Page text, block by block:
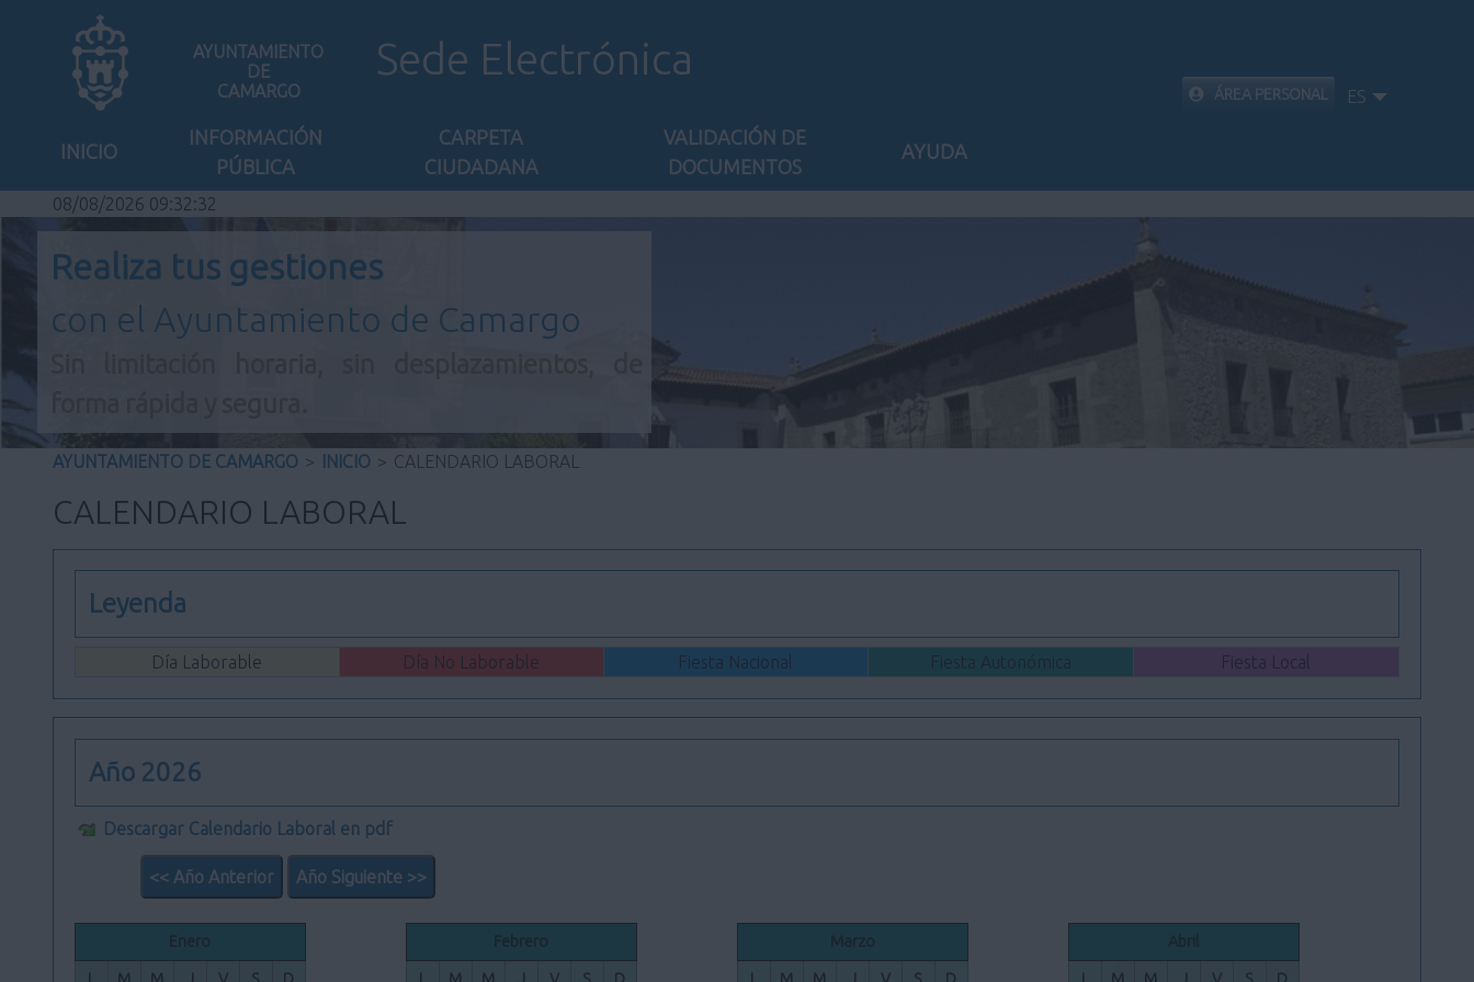
AYUNTAMIENTO
DE
CAMARGO
Sede Electrónica
INICIO
INFORMACIÓN
PÚBLICA
CARPETA
CIUDADANA
VALIDACIÓN DE
DOCUMENTOS
AYUDA
ÁREA PERSONAL ES
08/08/2026 09:32:32
Realiza tus gestiones
con el Ayuntamiento de Camargo
AYUNTAMIENTO DE CAMARGO > INICIO > CALENDARIO LABORAL
CALENDARIO LABORAL
Leyenda
Día Laborable Día No Laborable Fiesta Nacional Fiesta Local
Año 2026
Descargar Calendario Laboral en pdf
<< Año Anterior Año Siguiente >>
M M J V S D M M J V S D M M J V S D M M J V S D